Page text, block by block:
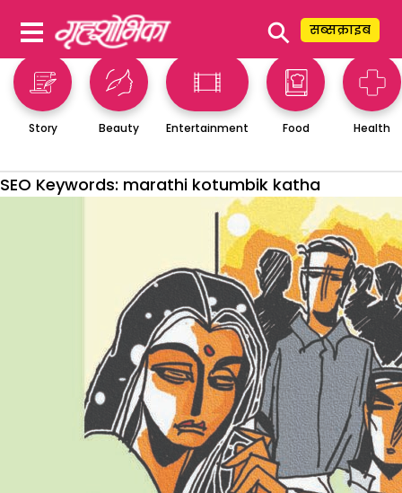
⚲ सब्सक्राइब
Story Beauty Entertainment Food Health
SEO Keywords: marathi kotumbik katha